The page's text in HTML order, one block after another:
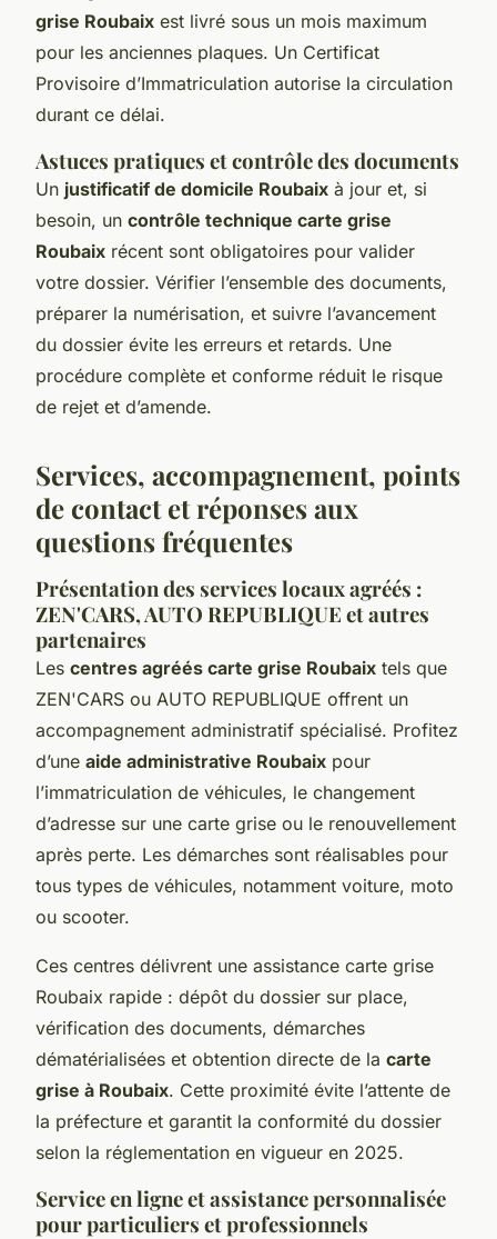
grise Roubaix est livré sous un mois maximum
pour les anciennes plaques. Un Certificat
Provisoire d’Immatriculation autorise la circulation
durant ce délai.
Astuces pratiques et contrôle des documents
Un justificatif de domicile Roubaix à jour et, si
besoin, un contrôle technique carte grise
Roubaix récent sont obligatoires pour valider
votre dossier. Vérifier l’ensemble des documents,
préparer la numérisation, et suivre l’avancement
du dossier évite les erreurs et retards. Une
procédure complète et conforme réduit le risque
de rejet et d’amende.
Services, accompagnement, points
de contact et réponses aux
questions fréquentes
Présentation des services locaux agréés :
ZEN'CARS, AUTO REPUBLIQUE et autres
partenaires
Les centres agréés carte grise Roubaix tels que
ZEN'CARS ou AUTO REPUBLIQUE offrent un
accompagnement administratif spécialisé. Profitez
d’une aide administrative Roubaix pour
l’immatriculation de véhicules, le changement
d’adresse sur une carte grise ou le renouvellement
après perte. Les démarches sont réalisables pour
tous types de véhicules, notamment voiture, moto
ou scooter.
Ces centres délivrent une assistance carte grise
Roubaix rapide : dépôt du dossier sur place,
vérification des documents, démarches
dématérialisées et obtention directe de la carte
grise à Roubaix. Cette proximité évite l’attente de
la préfecture et garantit la conformité du dossier
selon la réglementation en vigueur en 2025.
Service en ligne et assistance personnalisée
pour particuliers et professionnels